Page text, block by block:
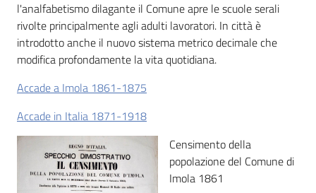
Casa
Archivio
storico
Decentrate
l'analfabetismo dilagante il Comune apre le scuole serali
rivolte principalmente agli adulti lavoratori. In città è
introdotto anche il nuovo sistema metrico decimale che
modifica profondamente la vita quotidiana.
Accade a Imola 1861-1875
Accade in Italia 1871-1918
Censimento della
popolazione del Comune di
Imola 1861